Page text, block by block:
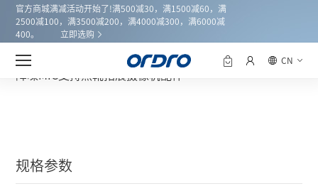
官方商城满减活动开始了!满500减30，满1500减60，满
2500减100，满3500减200，满4000减300，满6000减
400。
立即选购
CN
首页
欧达CM-530立体声指向性麦克风
规格参数